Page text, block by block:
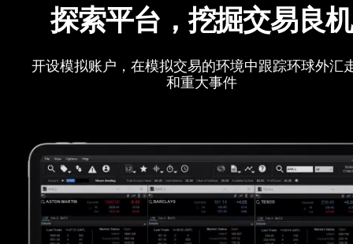
探索平台，挖掘交易良机
开设模拟账户，在模拟交易的环境中跟踪环球外汇
和重大事件